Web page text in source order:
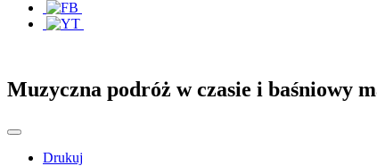
Muzyczna podróż w czasie i baśniowy
Drukuj